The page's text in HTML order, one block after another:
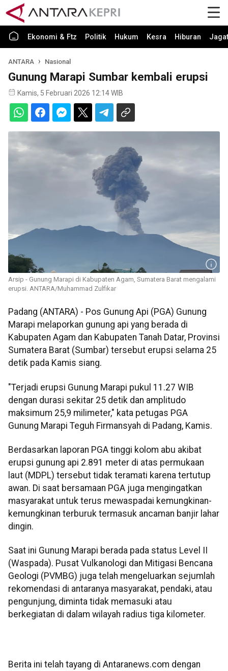
Ekonomi & Ftz Politik Hukum Kesra Hiburan Jagat
ANTARA Nasional
Gunung Marapi Sumbar kembali erupsi
Kamis, 5 Februari 2026 12:14 WIB
Arsip - Gunung Marapi di Kabupaten Agam, Sumatera Barat mengalami
erupsi. ANTARA/Muhammad Zulfikar
Padang (ANTARA) - Pos Gunung Api (PGA) Gunung
Marapi melaporkan gunung api yang berada di
Kabupaten Agam dan Kabupaten Tanah Datar, Provinsi
Sumatera Barat (Sumbar) tersebut erupsi selama 25
detik pada Kamis siang.
"Terjadi erupsi Gunung Marapi pukul 11.27 WIB
dengan durasi sekitar 25 detik dan amplitudo
maksimum 25,9 milimeter," kata petugas PGA
Gunung Marapi Teguh Firmansyah di Padang, Kamis.
Berdasarkan laporan PGA tinggi kolom abu akibat
erupsi gunung api 2.891 meter di atas permukaan
laut (MDPL) tersebut tidak teramati karena tertutup
awan. Di saat bersamaan PGA juga mengingatkan
masyarakat untuk terus mewaspadai kemungkinan-
kemungkinan terburuk termasuk ancaman banjir lahar
dingin.
Saat ini Gunung Marapi berada pada status Level II
(Waspada). Pusat Vulkanologi dan Mitigasi Bencana
Geologi (PVMBG) juga telah mengeluarkan sejumlah
rekomendasi di antaranya masyarakat, pendaki, atau
pengunjung, diminta tidak memasuki atau
berkegiatan di dalam wilayah radius tiga kilometer.
Berita ini telah tayang di Antaranews.com dengan